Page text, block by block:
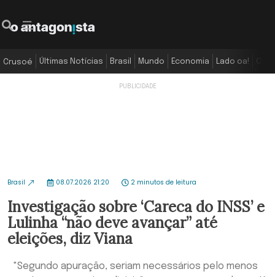
Crusoé Últimas Notícias Brasil Mundo Economia Lado oa!
Brasil 08.07.2026 21:20 2 minutos de leitura
Investigação sobre ‘Careca do INSS’ e
Lulinha “não deve avançar” até
eleições, diz Viana
"Segundo apuração, seriam necessários pelo menos